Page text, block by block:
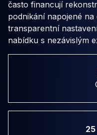
často financují
podnikání napojené na
transparentní
nabídku s nezávislým